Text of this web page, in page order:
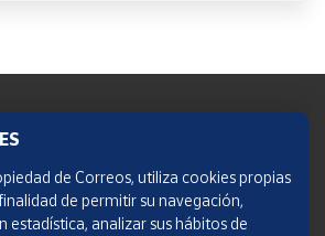
de Correos, utiliza cookies propias
de permitir su navegación,
analizar sus hábitos de